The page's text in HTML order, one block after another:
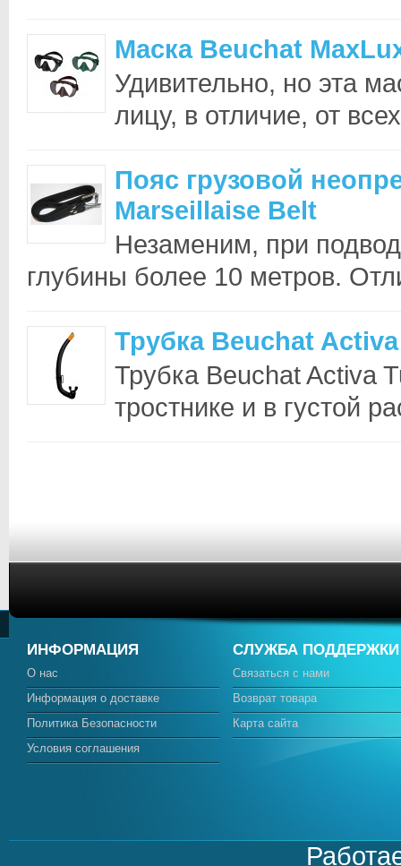
Маска Beuchat
Удивительно, но эта
лицу, в отличие, от
Пояс грузовой
Marseillaise Belt
Незаменим, при
глубины более 10 метров.
Трубка Beuchat
Трубка Beuchat Activa
тростнике и в густой
ИНФОРМАЦИЯ
О нас
Информация о доставке
Политика Безопасности
Условия соглашения
СЛУЖБА ПОДДЕРЖКИ
Связаться с нами
Возврат товара
Карта сайта